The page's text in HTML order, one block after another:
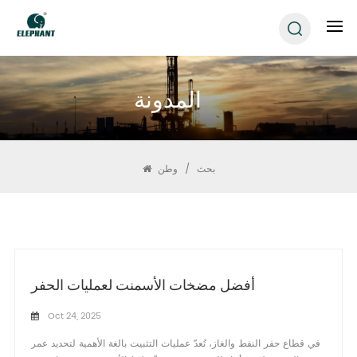
المدونة
/ بحث
أفضل مضخات الأسمنت لعمليات الحفر
Oct 24, 2025
في قطاع حفر النفط والغاز، تُعدّ عمليات التثبيت بالغة الأهمية لتحديد عمر